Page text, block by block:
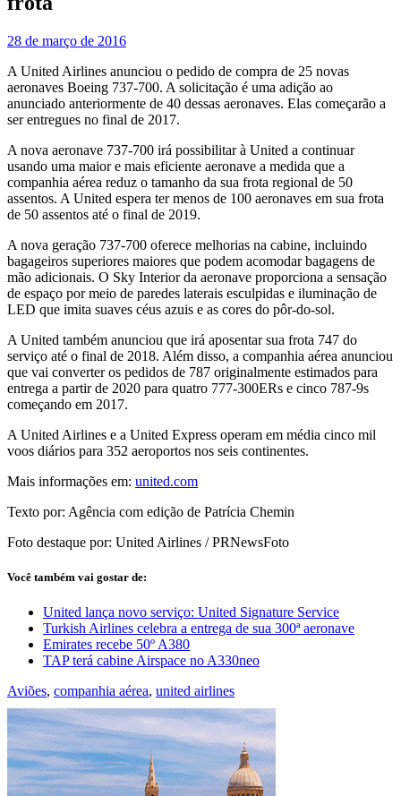
28 de março de 2016
A United Airlines anunciou o pedido de compra de 25 novas
aeronaves Boeing 737-700. A solicitação é uma adição ao
anunciado anteriormente de 40 dessas aeronaves. Elas começarão a
ser entregues no final de 2017.
A nova aeronave 737-700 irá possibilitar à United a continuar
usando uma maior e mais eficiente aeronave a medida que a
companhia aérea reduz o tamanho da sua frota regional de 50
assentos. A United espera ter menos de 100 aeronaves em sua frota
de 50 assentos até o final de 2019.
A nova geração 737-700 oferece melhorias na cabine, incluindo
bagageiros superiores maiores que podem acomodar bagagens de
mão adicionais. O Sky Interior da aeronave proporciona a sensação
de espaço por meio de paredes laterais esculpidas e iluminação de
LED que imita suaves céus azuis e as cores do pôr-do-sol.
A United também anunciou que irá aposentar sua frota 747 do
serviço até o final de 2018. Além disso, a companhia aérea anunciou
que vai converter os pedidos de 787 originalmente estimados para
entrega a partir de 2020 para quatro 777-300ERs e cinco 787-9s
começando em 2017.
A United Airlines e a United Express operam em média cinco mil
voos diários para 352 aeroportos nos seis continentes.
Mais informações em: united.com
Texto por: Agência com edição de Patrícia Chemin
Foto destaque por: United Airlines / PRNewsFoto
Você também vai gostar de:
United lança novo serviço: United Signature Service
Turkish Airlines celebra a entrega de sua 300ª aeronave
Emirates recebe 50º A380
TAP terá cabine Airspace no A330neo
Aviões, companhia aérea, united airlines